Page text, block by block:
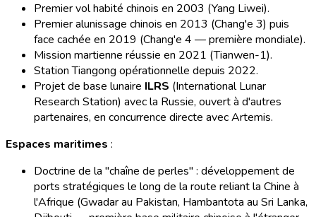
Premier vol habité chinois en 2003 (Yang Liwei).
Premier alunissage chinois en 2013 (Chang'e 3) puis
face cachée en 2019 (Chang'e 4 — première mondiale).
Mission martienne réussie en 2021 (Tianwen-1).
Station Tiangong opérationnelle depuis 2022.
Projet de base lunaire ILRS (International Lunar
Research Station) avec la Russie, ouvert à d'autres
partenaires, en concurrence directe avec Artemis.
Espaces maritimes :
Doctrine de la "chaîne de perles" : développement de
ports stratégiques le long de la route reliant la Chine à
l'Afrique (Gwadar au Pakistan, Hambantota au Sri Lanka,